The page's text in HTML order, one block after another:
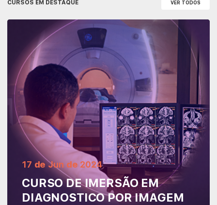
CURSOS EM DESTAQUE VER TODOS
17 deJun de 2024
CURSO DE IMERSÃO EM
DIAGNOSTICO POR IMAGEM